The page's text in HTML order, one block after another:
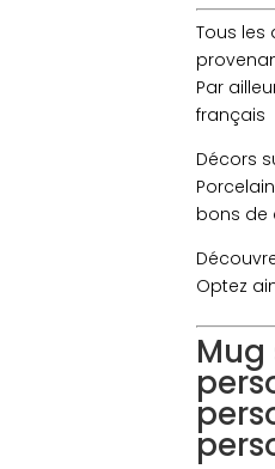
Tous
Par
français
Décors
bons de
Optez